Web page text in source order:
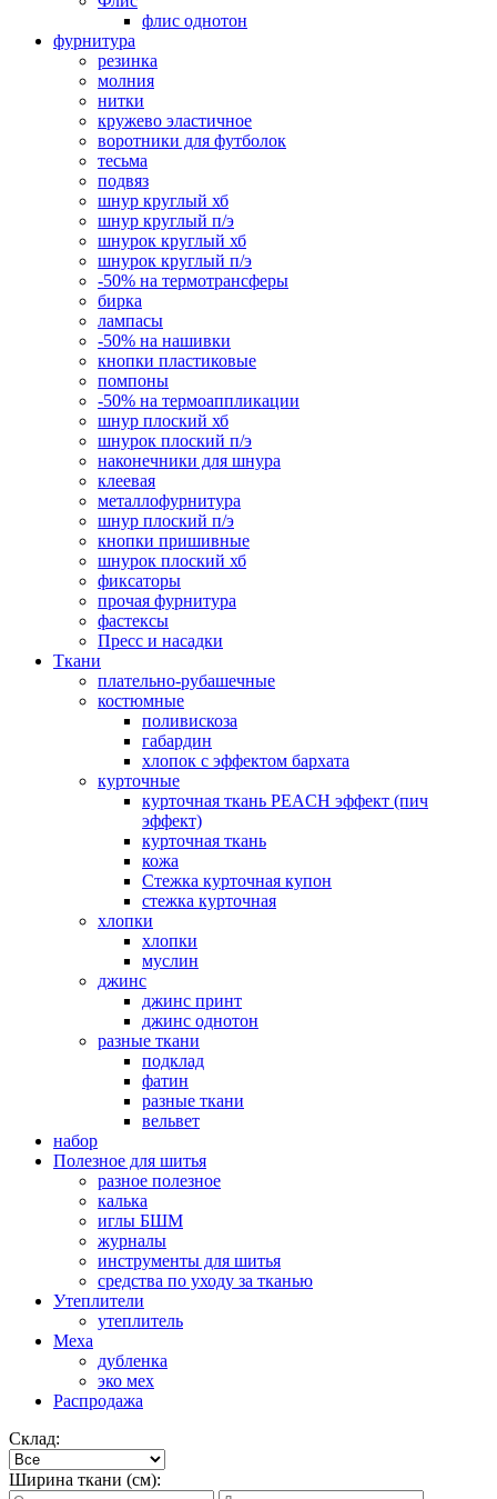
флис однотон
фурнитура
резинка
молния
нитки
кружево эластичное
воротники для футболок
тесьма
подвяз
шнур круглый хб
шнур круглый п/э
шнурок круглый хб
шнурок круглый п/э
-50% на термотрансферы
бирка
лампасы
-50% на нашивки
кнопки пластиковые
помпоны
-50% на термоаппликации
шнур плоский хб
шнурок плоский п/э
наконечники для шнура
клеевая
металлофурнитура
шнур плоский п/э
кнопки пришивные
шнурок плоский хб
фиксаторы
прочая фурнитура
фастексы
Пресс и насадки
Ткани
плательно-рубашечные
костюмные
поливискоза
габардин
хлопок с эффектом бархата
курточные
курточная ткань PEACH эффект (пич
эффект)
курточная ткань
кожа
Стежка курточная купон
стежка курточная
хлопки
хлопки
муслин
джинс
джинс принт
джинс однотон
разные ткани
подклад
фатин
разные ткани
вельвет
набор
Полезное для шитья
разное полезное
калька
иглы БШМ
журналы
инструменты для шитья
средства по уходу за тканью
Утеплители
утеплитель
Меха
дубленка
эко мех
Распродажа
Склад:
Ширина ткани (см):